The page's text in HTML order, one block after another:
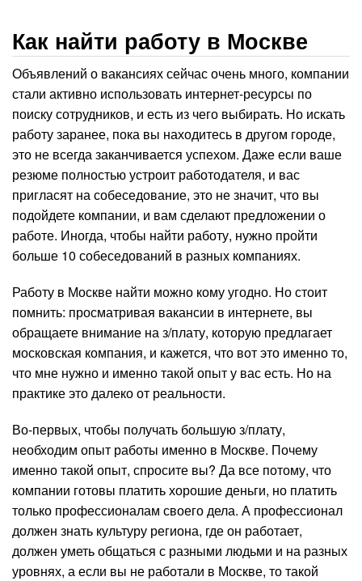
Как найти работу в Москве
Объявлений о вакансиях сейчас очень много, компании
стали активно использовать интернет-ресурсы по
поиску сотрудников, и есть из чего выбирать. Но искать
работу заранее, пока вы находитесь в другом городе,
это не всегда заканчивается успехом. Даже если ваше
резюме полностью устроит работодателя, и вас
пригласят на собеседование, это не значит, что вы
подойдете компании, и вам сделают предложении о
работе. Иногда, чтобы найти работу, нужно пройти
больше 10 собеседований в разных компаниях.
Работу в Москве найти можно кому угодно. Но стоит
помнить: просматривая вакансии в интернете, вы
обращаете внимание на з/плату, которую предлагает
московская компания, и кажется, что вот это именно то,
что мне нужно и именно такой опыт у вас есть. Но на
практике это далеко от реальности.
Во-первых, чтобы получать большую з/плату,
необходим опыт работы именно в Москве. Почему
именно такой опыт, спросите вы? Да все потому, что
компании готовы платить хорошие деньги, но платить
только профессионалам своего дела. А профессионал
должен знать культуру региона, где он работает,
должен уметь общаться с разными людьми и на разных
уровнях, а если вы не работали в Москве, то такой